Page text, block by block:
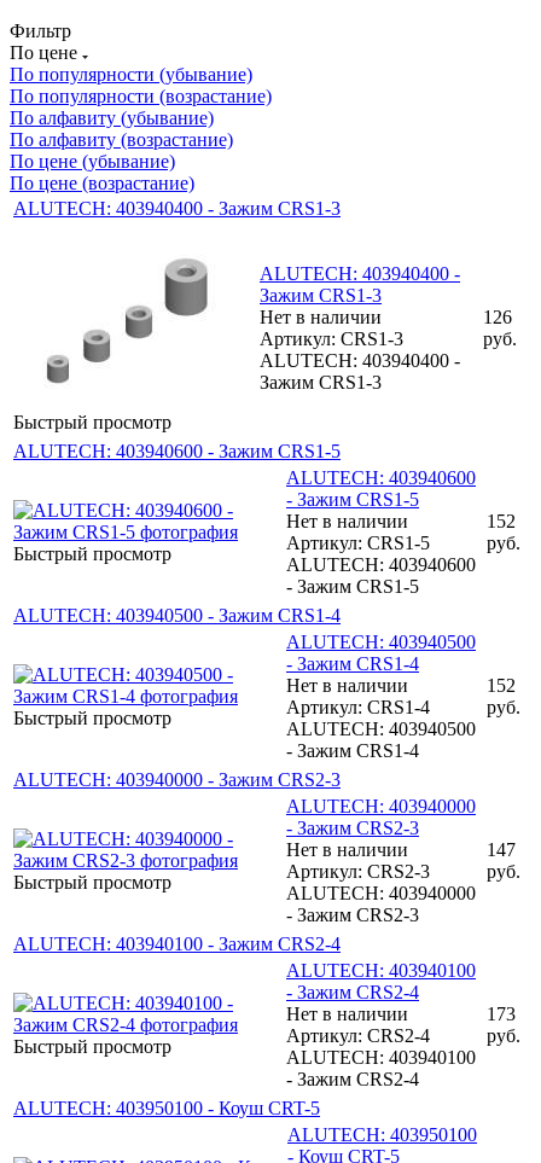
Фильтр
По цене
По популярности (убывание)
По популярности (возрастание)
По алфавиту (убывание)
По алфавиту (возрастание)
По цене (убывание)
По цене (возрастание)
ALUTECH: 403940400 - Зажим CRS1-3
Быстрый просмотр
ALUTECH: 403940400 -
Зажим CRS1-3
Нет в наличии
Артикул: CRS1-3
ALUTECH: 403940400 -
Зажим CRS1-3
126
руб.
ALUTECH: 403940600 - Зажим CRS1-5
Быстрый просмотр
ALUTECH: 403940600
- Зажим CRS1-5
Нет в наличии
Артикул: CRS1-5
ALUTECH: 403940600
- Зажим CRS1-5
152
руб.
ALUTECH: 403940500 - Зажим CRS1-4
Быстрый просмотр
ALUTECH: 403940500
- Зажим CRS1-4
Нет в наличии
Артикул: CRS1-4
ALUTECH: 403940500
- Зажим CRS1-4
152
руб.
ALUTECH: 403940000 - Зажим CRS2-3
Быстрый просмотр
ALUTECH: 403940000
- Зажим CRS2-3
Нет в наличии
Артикул: CRS2-3
ALUTECH: 403940000
- Зажим CRS2-3
147
руб.
ALUTECH: 403940100 - Зажим CRS2-4
Быстрый просмотр
ALUTECH: 403940100
- Зажим CRS2-4
Нет в наличии
Артикул: CRS2-4
ALUTECH: 403940100
- Зажим CRS2-4
173
руб.
ALUTECH: 403950100 - Коуш CRT-5
ALUTECH: 403950100
- Коуш CRT-5